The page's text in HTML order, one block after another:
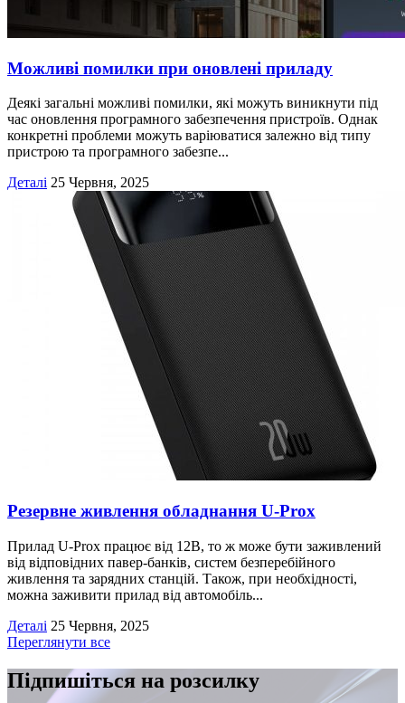
Можливі помилки при оновлені приладу
Деякі загальні можливі помилки, які можуть виникнути під
час оновлення програмного забезпечення пристроїв. Однак
конкретні проблеми можуть варіюватися залежно від типу
пристрою та програмного забезпе...
Деталі 25 Червня, 2025
Резервне живлення обладнання U-Prox
Прилад U-Prox працює від 12В, то ж може бути заживлений
від відповідних павер-банків, систем безперебійного
живлення та зарядних станцій. Також, при необхідності,
можна заживити прилад від автомобіль...
Деталі 25 Червня, 2025
Переглянути все
Підпишіться на розсилку